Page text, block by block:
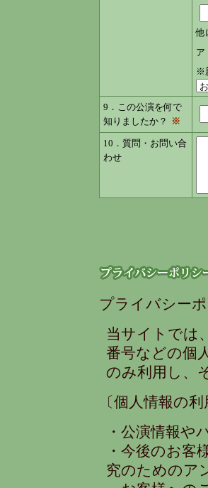
他
ア
※
9．この公演を何で
知りましたか？
※
10．質問・お問い合
わせ
プライバシー
当サイトでは
番号などの個
のみ利用し、
〔個人情報の
・公演情報や
・今後のお客
究のためのア